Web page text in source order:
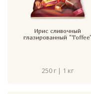
Ирис сливочный
глазированный "Toffee"
250 г | 1 кг